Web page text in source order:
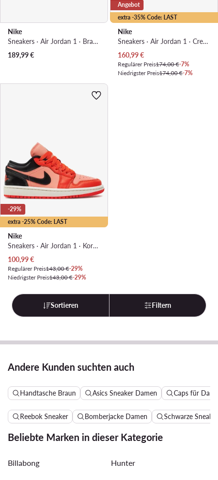
Nike
Sneakers · Air Jordan 1 · Braun
189,99€
extra -35% Code: LAST
Angebot
Nike
Sneakers · Air Jordan 1 · Creme
Aktueller Preis
160,99€
Regulärer Preis174,00 €-7%
Niedrigster Preis174,00 €-7%
extra -25% Code: LAST
-29%
Nike
Sneakers · Air Jordan 1 · Korallenfarben
Aktueller Preis
100,99€
Regulärer Preis143,00 €-29%
Niedrigster Preis143,00 €-29%
Sortieren Filtern
Andere Kunden suchten auch
Handtasche Braun Asics Sneaker Damen Caps für
Reebok Sneaker Bomberjacke Damen Schwarze
Beliebte Marken in dieser Kategorie
Billabong Hunter